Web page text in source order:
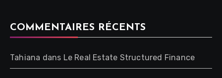
COMMENTAIRES RÉCENTS
Tahiana dans Le Real Estate Structured Finance